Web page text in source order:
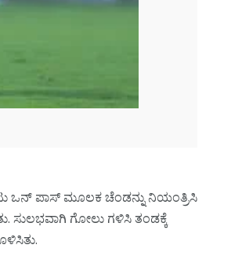
ಒನ್ ಪಾಸ್ ಮೂಲಕ ಚೆಂಡನ್ನು ನಿಯಂತ್ರಿಸಿ
ಸುಲಭವಾಗಿ ಗೋಲು ಗಳಿಸಿ ತಂಡಕ್ಕೆ